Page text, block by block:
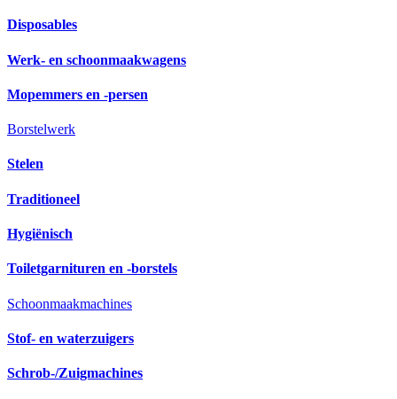
Disposables
Werk- en schoonmaakwagens
Mopemmers en -persen
Borstelwerk
Stelen
Traditioneel
Hygiënisch
Toiletgarnituren en -borstels
Schoonmaakmachines
Stof- en waterzuigers
Schrob-/Zuigmachines